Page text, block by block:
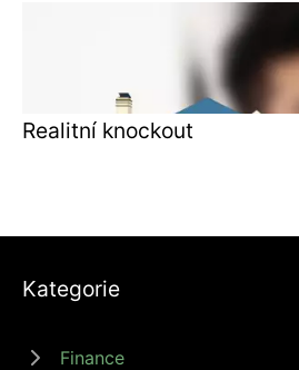
Realitní knockout
Kategorie
Finance